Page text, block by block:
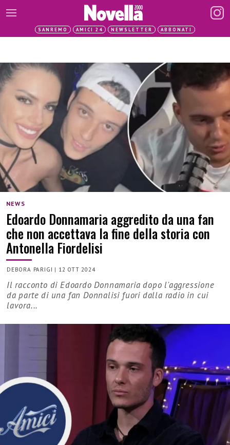
SANREMO AMICI 24 NEWSLETTER ABBONATI
NEWS
Edoardo Donnamaria aggredito da una fan
che non accettava la fine della storia con
Antonella Fiordelisi
DEBORA PARIGI | 12 OTT 2024
Il racconto di Edoardo Donnamaria dopo l'aggressione
da parte di una fan Donnalisi fuori dalla radio in cui
lavora...